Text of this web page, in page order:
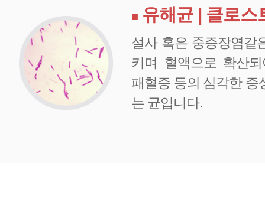
■ 유해균 | 클로스
설사 혹은 중증장염같
키며 혈액으로 확산
패혈증 등의 심각한 증
는 균입니다.